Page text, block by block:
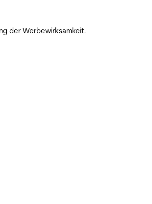
der Werbewirksamkeit.